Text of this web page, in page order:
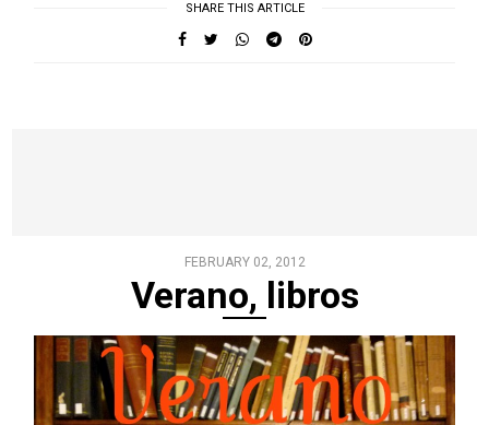
SHARE THIS ARTICLE
FEBRUARY 02, 2012
Verano, libros